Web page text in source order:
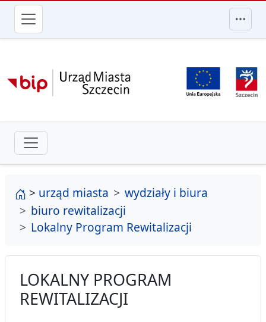
przejdź do głównego menu
strona główna
> urząd miasta
wydziały i biura
biuro rewitalizacji
Lokalny Program Rewitalizacji
LOKALNY PROGRAM
REWITALIZACJI